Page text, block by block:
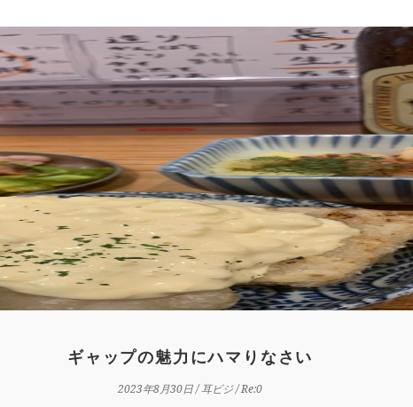
ギャップの魅力にハマりなさい
2023年8月30日/耳ビジ/ Re:0